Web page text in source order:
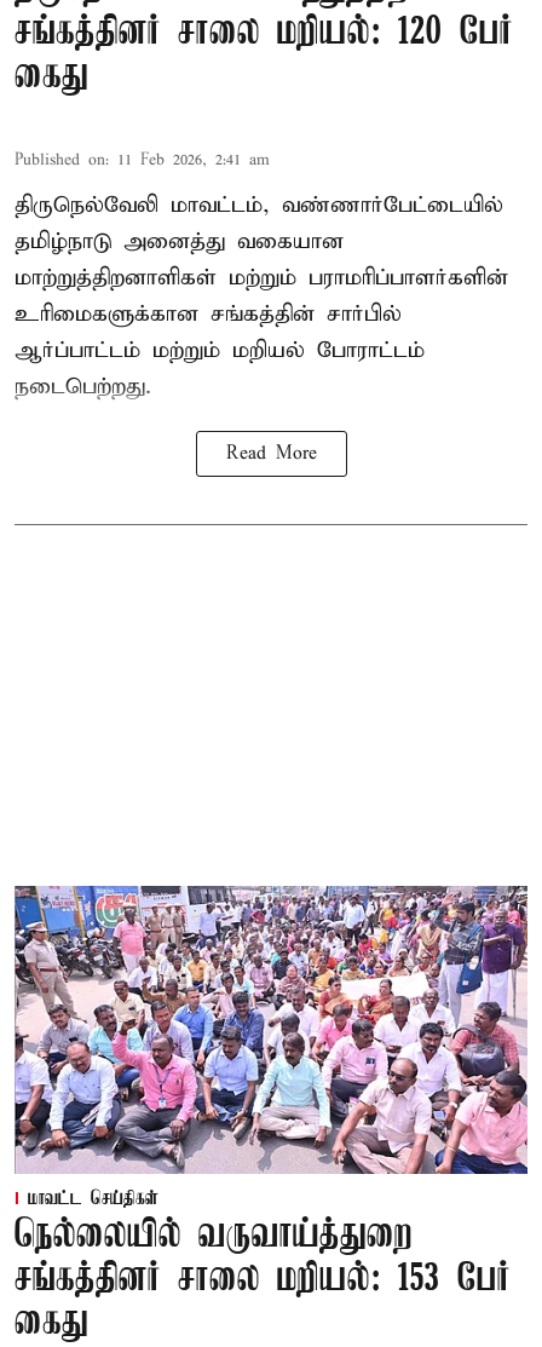
சங்கத்தினர் சாலை மறியல்: 120 பேர்
கைது
Published on: 11 Feb 2026, 2:41 am
திருநெல்வேலி மாவட்டம், வண்ணார்பேட்டையில்
தமிழ்நாடு அனைத்து வகையான
மாற்றுத்திறனாளிகள் மற்றும் பராமரிப்பாளர்களின்
உரிமைகளுக்கான சங்கத்தின் சார்பில்
ஆர்ப்பாட்டம் மற்றும் மறியல் போராட்டம்
நடைபெற்றது.
Read More
மாவட்ட செய்திகள்
நெல்லையில் வருவாய்த்துறை
சங்கத்தினர் சாலை மறியல்: 153 பேர்
கைது